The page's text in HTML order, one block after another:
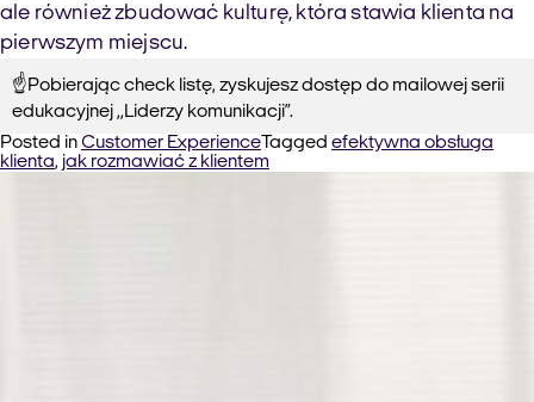
ale również zbudować kulturę, która stawia klienta na
pierwszym miejscu.
☝️Pobierając check listę, zyskujesz dostęp do mailowej serii
edukacyjnej ,,Liderzy komunikacji”.
Posted inCustomer ExperienceTagged efektywna obsługa
klienta, jak rozmawiać z klientem